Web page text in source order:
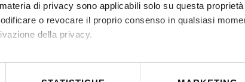
di privacy sono applicabili solo su questa proprietà
o revocare il proprio consenso in qualsiasi
della privacy.
un'approssimazione di qualche metro,